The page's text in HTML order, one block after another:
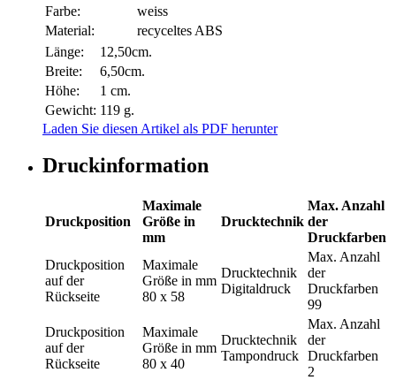
Farbe:
weiss
Material:
recyceltes ABS
Länge:
12,50cm.
Breite:
6,50cm.
Höhe:
1 cm.
Gewicht: 119 g.
Laden Sie diesen Artikel als PDF herunter
Druckinformation
Druckposition
Maximale
Größe in
mm
Drucktechnik
Max. Anzahl
der
Druckfarben
Druckposition
auf der
Rückseite
Maximale
Größe in mm
80 x 58
Drucktechnik
Digitaldruck
Max. Anzahl
der
Druckfarben
99
Druckposition
auf der
Rückseite
Maximale
Größe in mm
80 x 40
Drucktechnik
Tampondruck
Max. Anzahl
der
Druckfarben
2